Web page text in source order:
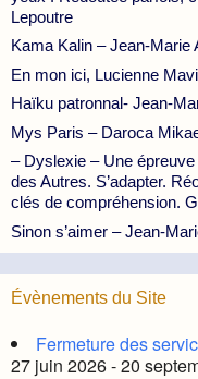
Lepoutre
Kama Kalin – Jean-Marie
En mon ici, Lucienne
Haïku patronnal- Jean-
Mys Paris – Daroca
– Dyslexie – Une
des Autres. S’adapter.
clés de compréhension.
Sinon s’aimer – Jean-
Évènements du Site
Fermeture des
27 juin 2026 - 20